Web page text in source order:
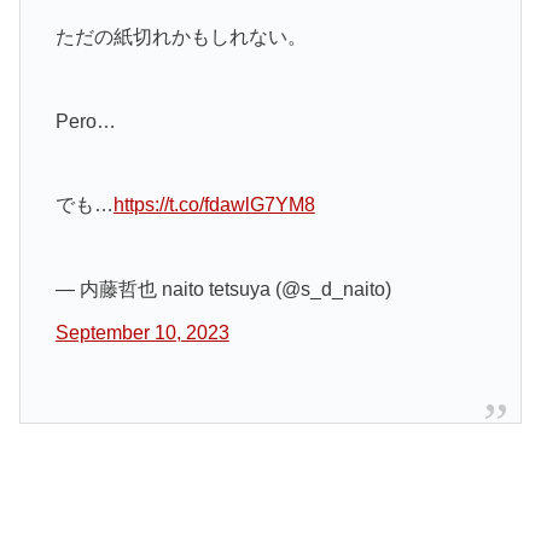
ただの紙切れかもしれない。
Pero…
でも… https://t.co/fdawlG7YM8
— 内藤哲也 naito tetsuya (@s_d_naito)
September 10, 2023